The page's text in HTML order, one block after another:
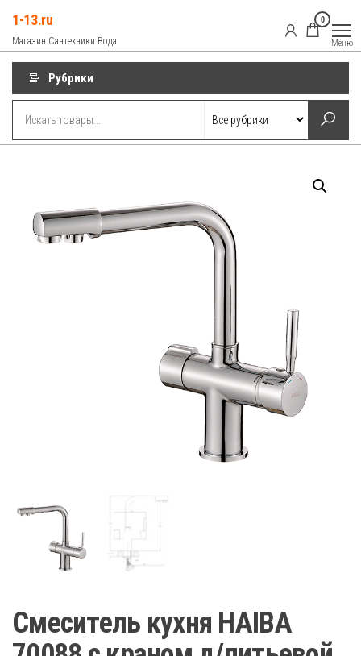
содержимому
1-13.ru
Магазин Сантехники Вода
0
Меню
Рубрики
Смеситель кухня HAIBA